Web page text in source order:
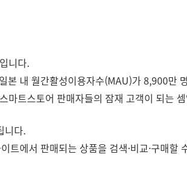
니다.
본 내 월간활성이용자수(MAU)가 8,900만
트스토어 판매자들의 잠재 고객이 되는
니다.
트에서 판매되는 상품을 검색·비교·구매할